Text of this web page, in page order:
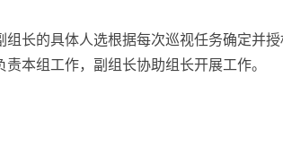
长的具体人选根据每次巡视任务确定并授
本组工作，副组长协助组长开展工作。